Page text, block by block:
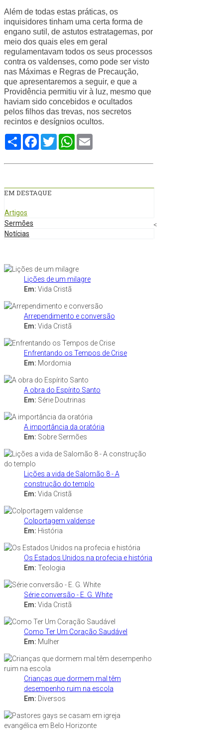
Além de todas estas práticas, os
inquisidores tinham uma certa forma de
engano sutil, de astutos estratagemas, por
meio dos quais eles em geral
regulamentavam todos os seus processos
contra os valdenses, como pode ser visto
nas Máximas e Regras de Precaução,
que apresentaremos a seguir, e que a
Providência permitiu vir à luz, mesmo que
haviam sido concebidos e ocultados
pelos filhos das trevas, nos secretos
recintos e desígnios ocultos.
Compartilhe
Facebook
TwitterWhatsApp
EM DESTAQUE
Artigos
Sermões
Notícias
Lições de um milagre
Em: Vida Cristã
Arrependimento e conversão
Em: Vida Cristã
Enfrentando os Tempos de Crise
Em: Mordomia
A obra do Espírito Santo
Em: Série Doutrinas
A importância da oratória
Em: Sobre Sermões
Lições a vida de Salomão 8 - A
construção do templo
Em: Vida Cristã
Colportagem valdense
Em: História
Os Estados Unidos na profecia e história
Em: Teologia
Série conversão - E. G. White
Em: Vida Cristã
Como Ter Um Coração Saudável
Em: Mulher
Crianças que dormem mal têm
desempenho ruim na escola
Em: Diversos
<